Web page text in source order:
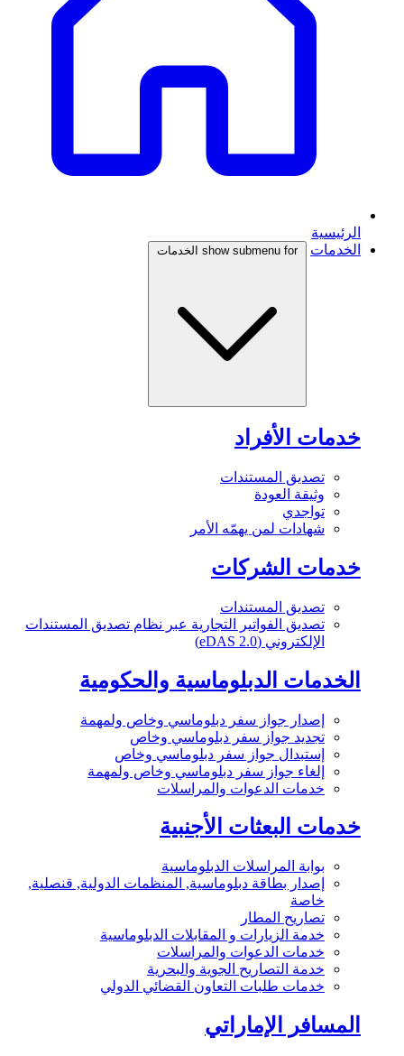
الرئيسية
الخدمات
show submenu for الخدمات
خدمات الأفراد
تصديق المستندات
وثيقة العودة
تواجدي
شهادات لمن يهمّه الأمر
خدمات الشركات
تصديق المستندات
تصديق الفواتير التجارية عبر نظام تصديق المستندات
الإلكتروني (eDAS 2.0)
الخدمات الدبلوماسية والحكومية
إصدار جواز سفر دبلوماسي وخاص ولمهمة
تجديد جواز سفر دبلوماسي وخاص
إستبدال جواز سفر دبلوماسي وخاص
إلغاء جواز سفر دبلوماسي وخاص ولمهمة
خدمات الدعوات والمراسلات
خدمات البعثات الأجنبية
بوابة المراسلات الدبلوماسية
إصدار بطاقة دبلوماسية, المنظمات الدولية, قنصلية,
خاصة
تصاريح المطار
خدمة الزيارات و المقابلات الدبلوماسية
خدمات الدعوات والمراسلات
خدمة التصاريح الجوية والبحرية
خدمات طلبات التعاون القضائي الدولي
المسافر الإماراتي